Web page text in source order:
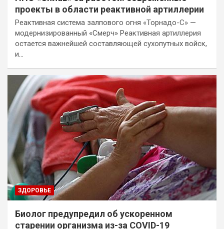
проекты в области реактивной артиллерии
Реактивная система залпового огня «Торнадо-С» —
модернизированный «Смерч» Реактивная артиллерия
остается важнейшей составляющей сухопутных войск,
и…
ЗДОРОВЬЕ
Биолог предупредил об ускоренном
старении организма из-за COVID-19